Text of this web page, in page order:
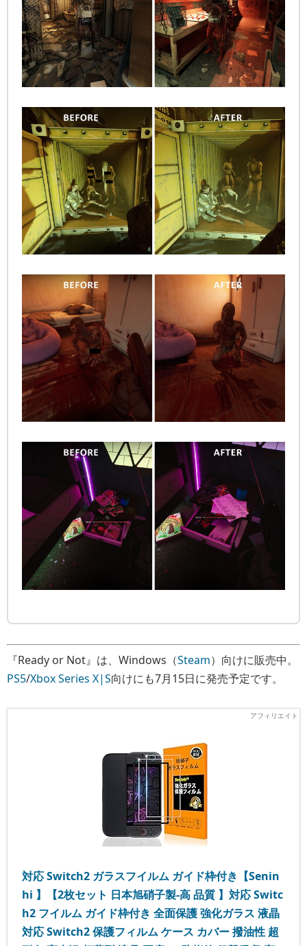
『Ready or Not』は、Windows（Steam）向けに販売中。
PS5/Xbox Series X|S向けにも7月15日に発売予定です。
対応 Switch2 ガラスフイルム ガイド枠付き【Senin
hi 】【2枚セット 日本旭硝子製-高 品質 】対応 Switc
h2 フイルム ガイド枠付き 全面保護 強化ガラス 液晶
対応 Switch2 保護フィルム ケース カバー 撥油性 超